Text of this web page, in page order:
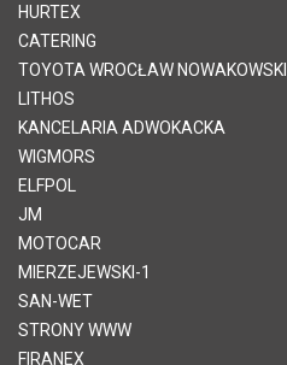
HURTEX
CATERING
TOYOTA WROCŁAW NOWAKOWSKI
LITHOS
KANCELARIA ADWOKACKA
WIGMORS
ELFPOL
JM
MOTOCAR
MIERZEJEWSKI-1
SAN-WET
STRONY WWW
FIRANEX